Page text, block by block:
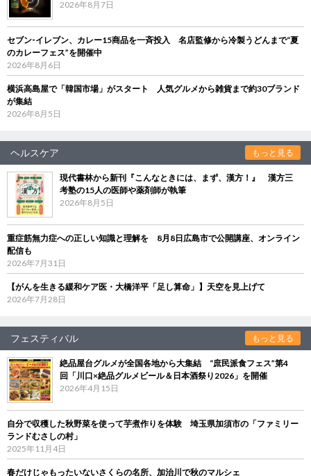
2026年8月7日
セブン‐イレブン、カレー15商品を一斉投入 名店監修から冷製うどんまで“夏
のカレーフェス”を開催中
2026年8月6日
横浜高島屋で「韓国市場」がスタート 人気グルメから雑貨まで約30ブランド
が集結
2026年8月5日
ヘルスケア もっと見る
現代書林から新刊『こんなときには、まず、漢方！』 漢方三
考塾の15人の医師や薬剤師が執筆
2026年8月5日
重症筋無力症への正しい知識と理解を 8月8日広島市で公開講座、オンライン
配信も
2026年7月31日
【がんを生きる緩和ケア医・大橋洋平「足し算命」】天空を見上げて
2026年7月28日
フェスティバル もっと見る
絶品屋台グルメが全国各地から大集結 “庶民派食フェス”第4
回「川口×絶品グルメビール＆日本酒祭り2026」を開催
2026年4月15日
自分で収穫した秋野菜を使って芋煮作りを体験 埼玉県加須市の「ファミリー
ランドむさしの村」
2025年11月4日
春だけじゃもったいないさくらの名所、加治川で秋のマルシェ